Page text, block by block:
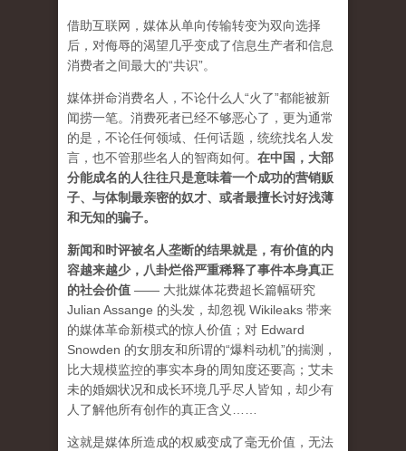
借助互联网，媒体从单向传输转变为双向选择
后，对侮辱的渴望几乎变成了信息生产者和信息
消费者之间最大的“共识”。
媒体拼命消费名人，不论什么人“火了”都能被新
闻捞一笔。消费死者已经不够恶心了，更为通常
的是，不论任何领域、任何话题，统统找名人发
言，也不管那些名人的智商如何。 在中国，大部
分能成名的人往往只是意味着一个成功的营销贩
子、与体制最亲密的奴才、或者最擅长讨好浅薄
和无知的骗子。
新闻和时评被名人垄断的结果就是，有价值的内
容越来越少，八卦烂俗严重稀释了事件本身真正
的社会价值 —— 大批媒体花费超长篇幅研究
Julian Assange 的头发，却忽视 Wikileaks 带来
的媒体革命新模式的惊人价值；对 Edward
Snowden 的女朋友和所谓的“爆料动机”的揣测，
比大规模监控的事实本身的周知度还要高；艾未
未的婚姻状况和成长环境几乎尽人皆知，却少有
人了解他所有创作的真正含义……
这就是媒体所造成的权威变成了毫无价值，无法